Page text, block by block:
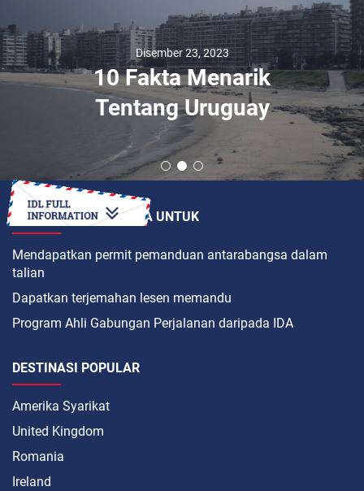
Disember 23, 2023
10 Fakta Menarik
Tentang Uruguay
BAGAIMANAKAH CARA UNTUK
Mendapatkan permit pemanduan antarabangsa dalam
talian
Dapatkan terjemahan lesen memandu
Program Ahli Gabungan Perjalanan daripada IDA
DESTINASI POPULAR
Amerika Syarikat
United Kingdom
Romania
Ireland